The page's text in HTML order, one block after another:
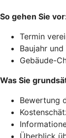
So gehen Sie
Termin
Baujahr
Gebäude-
Was Sie
Bewertung
Überblick